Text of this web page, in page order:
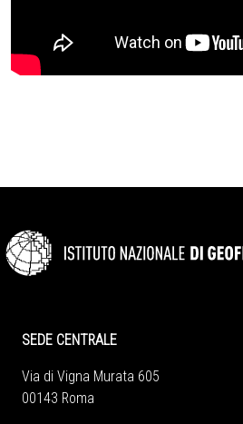
SEDE CENTRALE
Via di Vigna Murata 605
00143 Roma